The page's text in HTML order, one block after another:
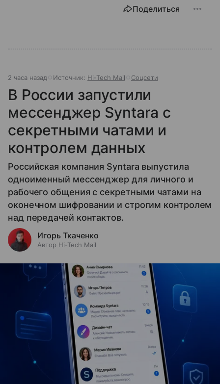
Поделиться
2 часа назад Источник: Hi-Tech Mail Соцсети
В России запустили
мессенджер Syntara с
секретными чатами и
контролем данных
Российская компания Syntara выпустила
одноименный мессенджер для личного и
рабочего общения с секретными чатами на
оконечном шифровании и строгим контролем
над передачей контактов.
Игорь Ткаченко
Автор Hi-Tech Mail